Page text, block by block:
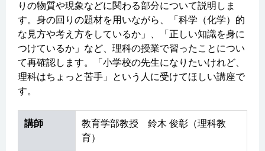
りの物質や現象などに関わる部分について説明しま
す。身の回りの題材を用いながら、「科学（化学）的
な見方や考え方をしているか」、「正しい知識を身に
つけているか」など、理科の授業で習ったことについ
て再確認します。「小学校の先生になりたいけれど、
理科はちょっと苦手」という人に受けてほしい講座で
す。
講師
教育学部教授 鈴木 俊彰（理科教
育）